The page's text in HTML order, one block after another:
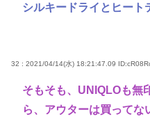
シルキードライとヒート
32 : 2021/04/14(水) 18:21:47.09
そもそも、UNIQLOも無
ら、アウターは買ってな